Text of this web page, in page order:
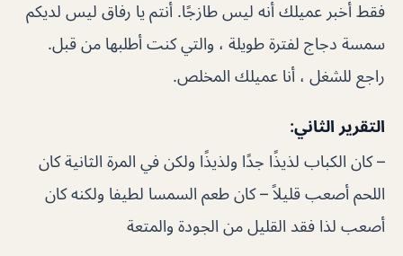
فقط أخبر عميلك أنه ليس طازجًا. أنتم يا رفاق ليس لديكم
سمسة دجاج لفترة طويلة ، والتي كنت أطلبها من قبل.
راجع للشغل ، أنا عميلك المخلص.
التقرير الثاني:
– كان الكباب لذيذًا جدًا ولذيذًا ولكن في المرة الثانية كان
اللحم أصعب قليلاً – كان طعم السمسا لطيفا ولكنه كان
أصعب لذا فقد القليل من الجودة والمتعة